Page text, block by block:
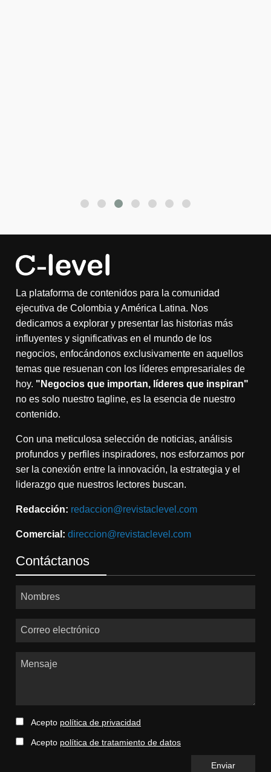
La plataforma de contenidos para la comunidad
ejecutiva de Colombia y América Latina. Nos
dedicamos a explorar y presentar las historias más
influyentes y significativas en el mundo de los
negocios, enfocándonos exclusivamente en aquellos
temas que resuenan con los líderes empresariales de
hoy. "Negocios que importan, líderes que inspiran"
no es solo nuestro tagline, es la esencia de nuestro
contenido.
Con una meticulosa selección de noticias, análisis
profundos y perfiles inspiradores, nos esforzamos por
ser la conexión entre la innovación, la estrategia y el
liderazgo que nuestros lectores buscan.
Redacción: redaccion@revistaclevel.com
Comercial: direccion@revistaclevel.com
Contáctanos
Nombres
Correo electrónico
Mensaje
Acepto política de privacidad
Acepto política de tratamiento de datos